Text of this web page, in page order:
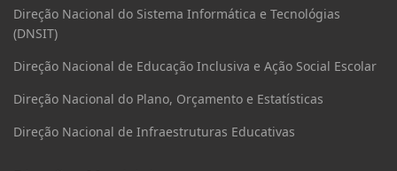
Direção Nacional do Sistema Informática e Tecnológias
(DNSIT)
Direção Nacional de Educação Inclusiva e Ação Social Escolar
Direção Nacional do Plano, Orçamento e Estatísticas
Direção Nacional de Infraestruturas Educativas